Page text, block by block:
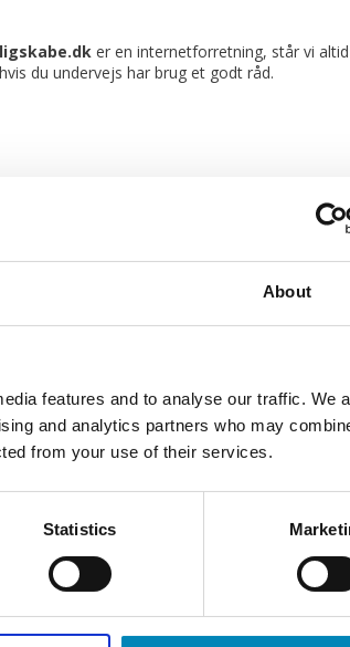
About
features and to analyse our traffic. We
and analytics partners who may
from your use of their services.
Statistics
er en internetforretning, står vi
du undervejs har brug et godt råd.